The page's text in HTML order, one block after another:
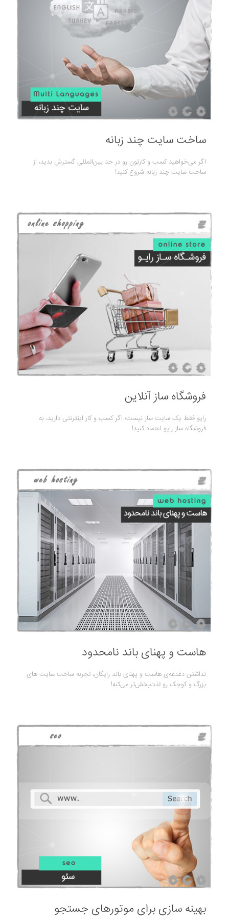
ساخت سایت چند زبانه
اگر می‌خواهید کسب و کارتون رو در حد بین‌المللی گسترش بدید، از
ساخت سایت چند زبانه شروع کنید!
فروشگاه ساز آنلاین
رایو فقط یک سایت ساز نیست؛ اگر کسب و کار اینترنتی دارید، به
فروشگاه ساز رایو اعتماد کنید!
هاست و پهنای باند نامحدود
نداشتن دغدغه‌ی هاست و پهنای باند رایگان، تجربه ساخت سایت های
بزرگ و کوچک رو لذت‌بخش‌تر می‌کنه!
بهینه سازی برای موتورهای جستجو